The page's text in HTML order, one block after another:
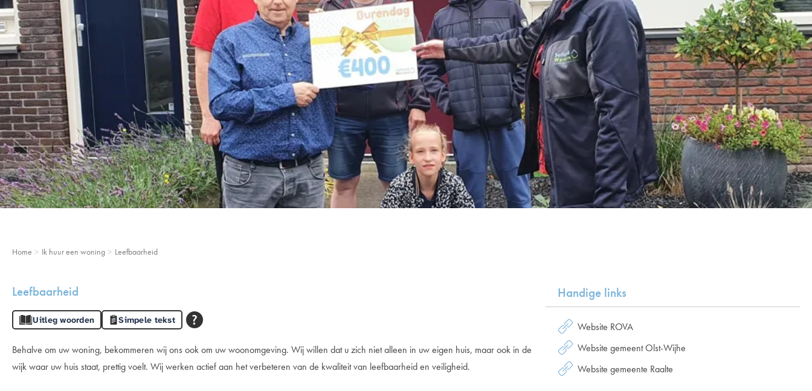
Home Ik huur een woning Leefbaarheid
Leefbaarheid
Uitleg woorden Simpele tekst
Behalve om uw woning, bekommeren wij ons ook om uw woonomgeving. Wij willen dat u zich niet alleen in uw eigen huis, maar ook in de
wijk waar uw huis staat, prettig voelt. Wij werken actief aan het verbeteren van de kwaliteit van leefbaarheid en veiligheid.
Handige links
Website ROVA
Website gemeent Olst-Wijhe
Website gemeente Raalte